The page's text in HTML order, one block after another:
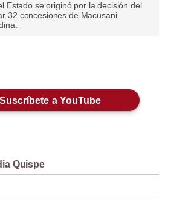
Estado se originó por la decisión del
32 concesiones de Macusani
Suscríbete a YouTube
Quispe